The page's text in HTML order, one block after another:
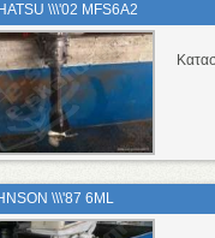
\\\'02 MFS6A2
\\\'87 6ML